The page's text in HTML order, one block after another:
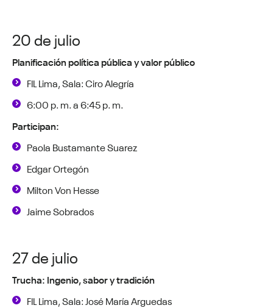
20 de julio
Planificación política pública y valor público
FIL Lima, Sala: Ciro Alegría
6:00 p. m. a 6:45 p. m.
Participan:
Paola Bustamante Suarez
Edgar Ortegón
Milton Von Hesse
Jaime Sobrados
27 de julio
Trucha: Ingenio, sabor y tradición
FIL Lima, Sala: José María Arguedas